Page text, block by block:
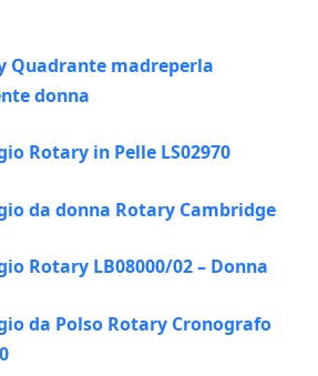
Quadrante madreperla
donna
Rotary in Pelle LS02970
da donna Rotary Cambridge
Rotary LB08000/02 – Donna
da Polso Rotary Cronografo